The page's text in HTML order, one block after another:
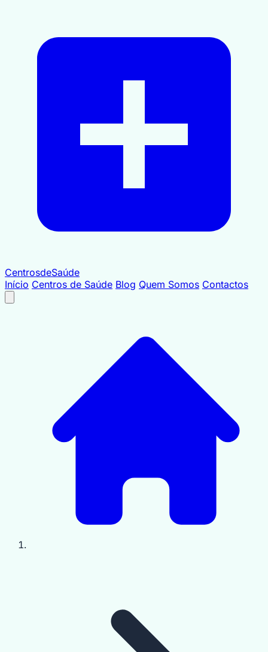
CentrosdeSaúde
Início Centros de Saúde Blog Quem Somos Contactos